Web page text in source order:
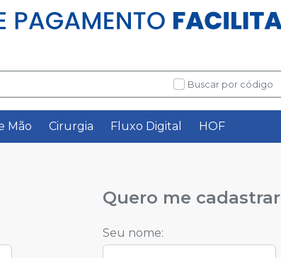
Buscar por código
Mão Cirurgia Fluxo Digital HOF
Quero me cadastrar
Seu nome: